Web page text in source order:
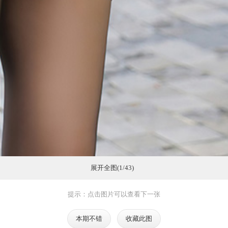
展开全图(1/43)
提示：点击图片可以查看下一张
本期不错 收藏此图